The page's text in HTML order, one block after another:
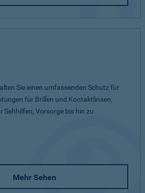
Sie einen umfassenden Schutz für
für Brillen und Kontaktlinsen,
Sehhilfen, Vorsorge bis hin zu
Mehr Sehen